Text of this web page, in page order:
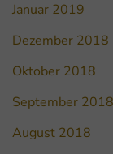
Januar 2019
Dezember 2018
Oktober 2018
September 2018
August 2018